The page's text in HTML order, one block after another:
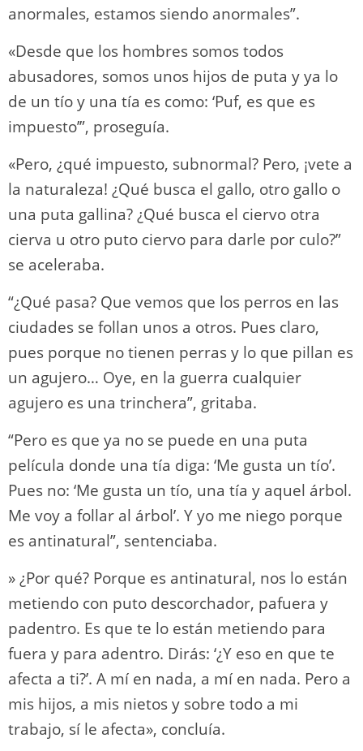
anormales, estamos siendo anormales”.
«Desde que los hombres somos todos
abusadores, somos unos hijos de puta y ya lo
de un tío y una tía es como: ‘Puf, es que es
impuesto’”, proseguía.
«Pero, ¿qué impuesto, subnormal? Pero, ¡vete a
la naturaleza! ¿Qué busca el gallo, otro gallo o
una puta gallina? ¿Qué busca el ciervo otra
cierva u otro puto ciervo para darle por culo?”
se aceleraba.
“¿Qué pasa? Que vemos que los perros en las
ciudades se follan unos a otros. Pues claro,
pues porque no tienen perras y lo que pillan es
un agujero… Oye, en la guerra cualquier
agujero es una trinchera”, gritaba.
“Pero es que ya no se puede en una puta
película donde una tía diga: ‘Me gusta un tío’.
Pues no: ‘Me gusta un tío, una tía y aquel árbol.
Me voy a follar al árbol’. Y yo me niego porque
es antinatural”, sentenciaba.
» ¿Por qué? Porque es antinatural, nos lo están
metiendo con puto descorchador, pafuera y
padentro. Es que te lo están metiendo para
fuera y para adentro. Dirás: ‘¿Y eso en que te
afecta a ti?’. A mí en nada, a mí en nada. Pero a
mis hijos, a mis nietos y sobre todo a mi
trabajo, sí le afecta», concluía.